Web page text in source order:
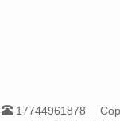
17744961878